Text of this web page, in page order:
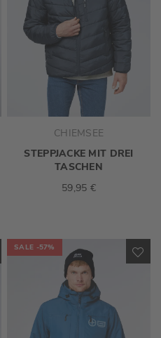
CHIEMSEE
STEPPJACKE MIT DREI
TASCHEN
59,95 €
ZUR
WUNSCHLISTE
HINZUFÜGEN
SALE -57%